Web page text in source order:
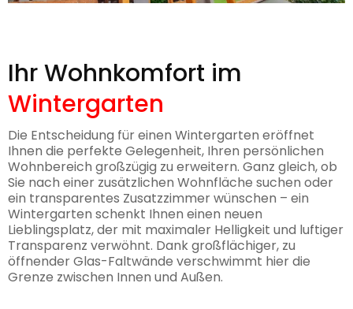
Ihr Wohnkomfort im
Wintergarten
Die Entscheidung für einen Wintergarten eröffnet
Ihnen die perfekte Gelegenheit, Ihren persönlichen
Wohnbereich großzügig zu erweitern. Ganz gleich, ob
Sie nach einer zusätzlichen Wohnfläche suchen oder
ein transparentes Zusatzzimmer wünschen – ein
Wintergarten schenkt Ihnen einen neuen
Lieblingsplatz, der mit maximaler Helligkeit und luftiger
Transparenz verwöhnt. Dank großflächiger, zu
öffnender Glas-Faltwände verschwimmt hier die
Grenze zwischen Innen und Außen.